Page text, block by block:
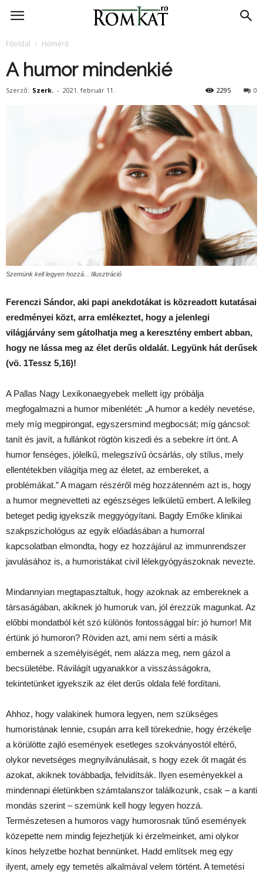
RomKat.ro
Főoldal Hőmérő
A humor mindenkié
Szerző: Szerk. - 2021. február 11. 0
2295
Szemünk kell legyen hozzá... Illusztráció
Ferenczi Sándor, aki papi anekdotákat is közreadott kutatásai
eredményei közt, arra emlékeztet, hogy a jelenlegi
világjárvány sem gátolhatja meg a keresztény embert abban,
hogy ne lássa meg az élet derűs oldalát. Legyünk hát derűsek
(vö. 1Tessz 5,16)!
A Pallas Nagy Lexikonaegyebek mellett így próbálja
megfogalmazni a humor mibenlétét: „A humor a kedély nevetése,
mely míg megpirongat, egyszersmind megbocsát; míg gáncsol:
tanít és javít, a fullánkot rögtön kiszedi és a sebekre írt önt. A
humor fenséges, jólelkű, melegszívű ócsárlás, oly stílus, mely
ellentétekben világítja meg az életet, az embereket, a
problémákat.” A magam részéről még hozzátenném azt is, hogy
a humor megnevetteti az egészséges lelkületű embert. A lelkileg
beteget pedig igyekszik meggyógyítani. Bagdy Emőke klinikai
szakpszichológus az egyik előadásában a humorral
kapcsolatban elmondta, hogy ez hozzájárul az immunrendszer
javulásához is, a humoristákat civil lélekgyógyászoknak nevezte.
Mindannyian megtapasztaltuk, hogy azoknak az embereknek a
társaságában, akiknek jó humoruk van, jól érezzük magunkat. Az
előbbi mondatból két szó különös fontossággal bír: jó humor! Mit
értünk jó humoron? Röviden azt, ami nem sérti a másik
embernek a személyiségét, nem alázza meg, nem gázol a
becsületébe. Rávilágít ugyanakkor a visszásságokra,
tekintetünket igyekszik az élet derűs oldala felé fordítani.
Ahhoz, hogy valakinek humora legyen, nem szükséges
humoristának lennie, csupán arra kell törekednie, hogy érzékelje
a körülötte zajló események esetleges szokványostól eltérő,
olykor nevetséges megnyilvánulásait, s hogy ezek őt magát és
azokat, akiknek továbbadja, felvidítsák. Ilyen eseményekkel a
mindennapi életünkben számtalanszor találkozunk, csak –a kanti
mondás szerint – szemünk kell hogy legyen hozzá.
Természetesen a humoros vagy humorosnak tűnő események
közepette nem mindig fejezhetjük ki érzelmeinket, ami olykor
kínos helyzetbe hozhat bennünket. Hadd említsek meg egy
ilyent, amely egy temetés alkalmával velem történt. A temetési